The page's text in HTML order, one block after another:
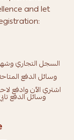
and let
السجل التجاري
وسائل الدفع
اشتري الآن وادفع
وسائل الدفع